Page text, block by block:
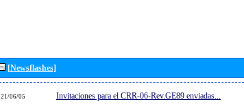
[Newsflashes]
21/06/05 Invitaciones para el CRR-06-Rev.GE89 enviadas...